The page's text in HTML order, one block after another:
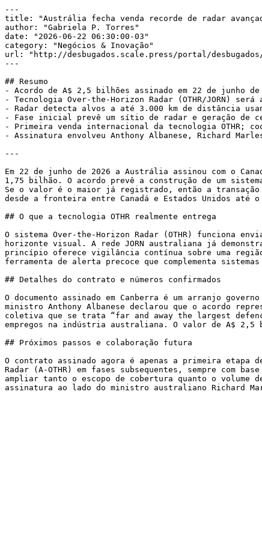
---
title: "Austrália fecha venda recorde de radar
author: "Gabriela P. Torres"
date: "2026-06-22 06:30:00-03"
category: "Negócios & Inovação"
url: "http://desbugados.scale.press/portal/desbugados/
---
## Resumo
- Acordo de A$ 2,5 bilhões assinado em 22 de junho
- Tecnologia Over-the-Horizon Radar (OTHR/JORN)
- Radar detecta alvos a até 3.000 km de distância
- Fase inicial prevê um sítio de radar e geração de
- Primeira venda internacional da tecnologia OTHR;
- Assinatura envolveu Anthony Albanese, Richard
---
Em 22 de junho de 2026 a Austrália assinou com o
1,75 bilhão. O acordo prevê a construção de um
Se o valor é o maior já registrado, então a
desde a fronteira entre Canadá e Estados Unidos até
## O que a tecnologia OTHR realmente entrega
O sistema Over-the-Horizon Radar (OTHR) funciona
horizonte visual. A rede JORN australiana já
princípio oferece vigilância contínua sobre uma
ferramenta de alerta precoce que complementa
## Detalhes do contrato e números confirmados
O documento assinado em Canberra é um arranjo
ministro Anthony Albanese declarou que o acordo
coletiva que se trata “far and away the largest
empregos na indústria australiana. O valor de A$ 2,5
## Próximos passos e colaboração futura
O contrato assinado agora é apenas a primeira etapa
Radar (A-OTHR) em fases subsequentes, sempre com
ampliar tanto o escopo de cobertura quanto o volume
assinatura ao lado do ministro australiano Richard